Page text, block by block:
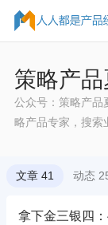
策略产
公众号：策略产品
略产品专家，搜索
文章 41 动态
拿下金三银四